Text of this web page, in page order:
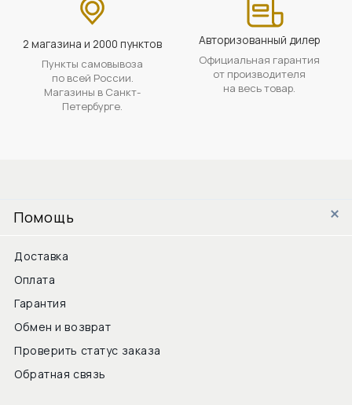
2 магазина и 2000 пунктов
Пункты самовывоза
по всей России.
Магазины в Санкт-
Петербурге.
Авторизованный дилер
Официальная гарантия
от производителя
на весь товар.
Помощь
Доставка
Оплата
Гарантия
Обмен и возврат
Проверить статус заказа
Обратная связь